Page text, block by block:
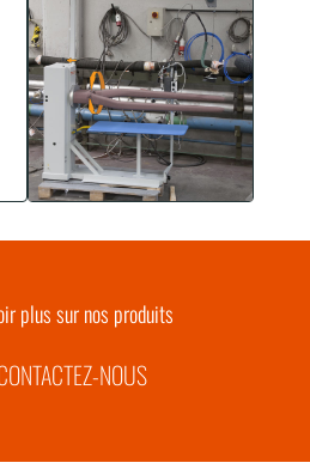
plus sur nos produits
NOUS